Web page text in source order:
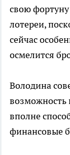
свою
лотереи,
сейчас
осмелится
Володина
возможность
вполне
финансовые